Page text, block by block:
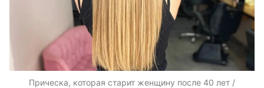
Прическа, которая старит женщину после 40 лет /